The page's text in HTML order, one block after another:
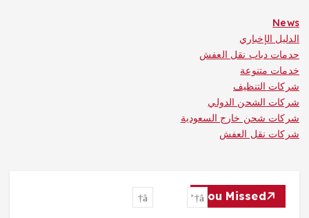
News
الدليل الإخباري
حدمات دباب نقل العفش
خدمات متنوعة
شركات التنظيف
شركات الشحن الدولي
شركات شحن خارج السعودية
شركات نقل العفش
You Missed